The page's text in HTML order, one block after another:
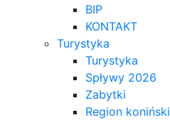
BIP
KONTAKT
Turystyka
Turystyka
Spływy 2026
Zabytki
Region koniński